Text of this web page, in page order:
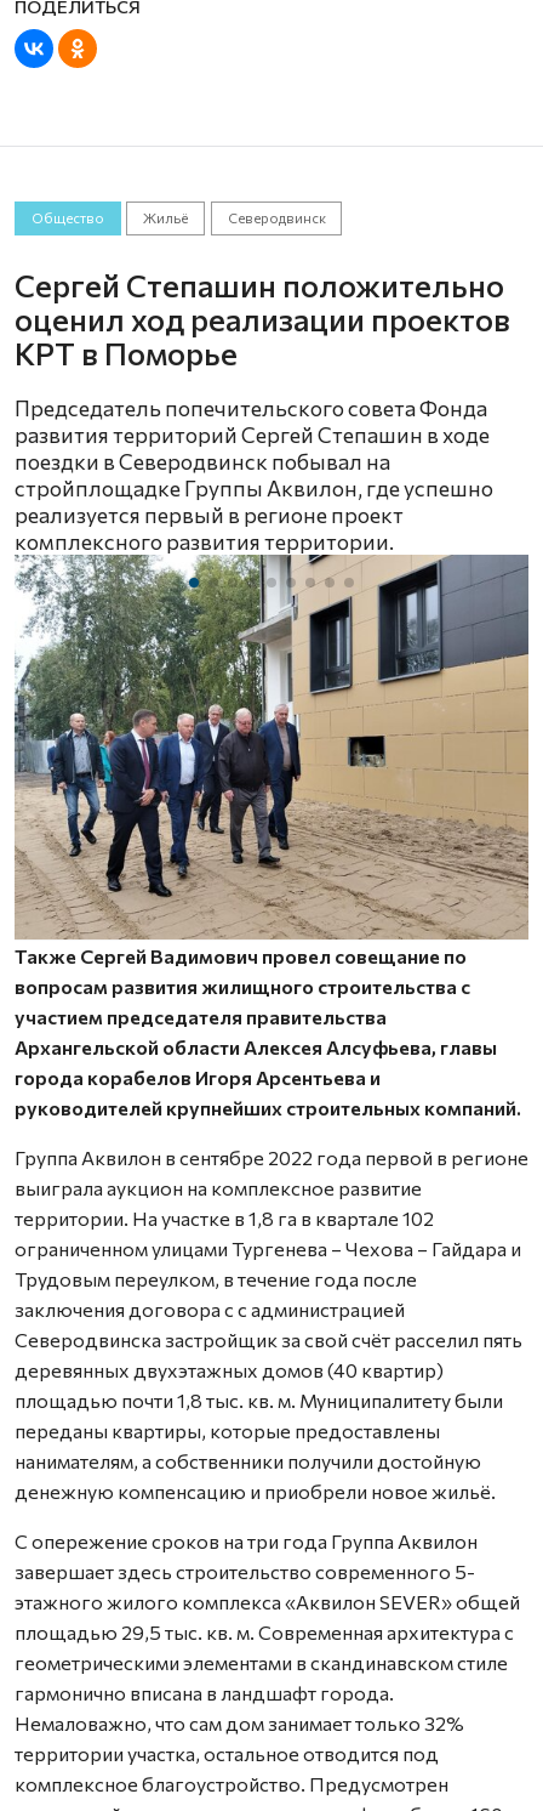
Общество Жильё Северодвинск
Сергей Степашин положительно
оценил ход реализации проектов
КРТ в Поморье
Председатель попечительского совета Фонда
развития территорий Сергей Степашин в ходе
поездки в Северодвинск побывал на
стройплощадке Группы Аквилон, где успешно
реализуется первый в регионе проект
комплексного развития территории.
Также Сергей Вадимович провел совещание по
вопросам развития жилищного строительства с
участием председателя правительства
Архангельской области Алексея Алсуфьева, главы
города корабелов Игоря Арсентьева и
руководителей крупнейших строительных компаний.
Группа Аквилон в сентябре 2022 года первой в регионе
выиграла аукцион на комплексное развитие
территории. На участке в 1,8 га в квартале 102
ограниченном улицами Тургенева – Чехова – Гайдара и
Трудовым переулком, в течение года после
заключения договора с с администрацией
Северодвинска застройщик за свой счёт расселил пять
деревянных двухэтажных домов (40 квартир)
площадью почти 1,8 тыс. кв. м. Муниципалитету были
переданы квартиры, которые предоставлены
нанимателям, а собственники получили достойную
денежную компенсацию и приобрели новое жильё.
С опережение сроков на три года Группа Аквилон
завершает здесь строительство современного 5-
этажного жилого комплекса «Аквилон SEVER» общей
площадью 29,5 тыс. кв. м. Современная архитектура с
геометрическими элементами в скандинавском стиле
гармонично вписана в ландшафт города.
Немаловажно, что сам дом занимает только 32%
территории участка, остальное отводится под
комплексное благоустройство. Предусмотрен